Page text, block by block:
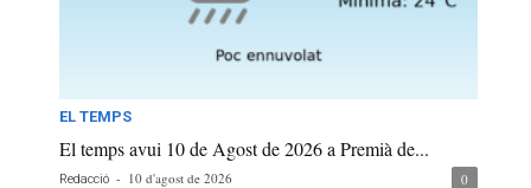
EL TEMPS
El temps avui 10 de Agost de 2026 a Premià de...
Redacció - 10 d'agost de 2026 0